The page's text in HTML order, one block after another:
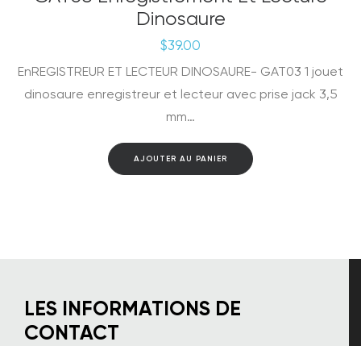
Dinosaure
$39.00
EnREGISTREUR ET LECTEUR DINOSAURE- GAT03 1 jouet
dinosaure enregistreur et lecteur avec prise jack 3,5
mm…
AJOUTER AU PANIER
LES INFORMATIONS DE
CONTACT